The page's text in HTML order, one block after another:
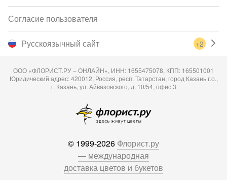
Русскоязычный сайт +2
Согласие пользователя
ООО «ФЛОРИСТ.РУ – ОНЛАЙН», ИНН: 1655475078, КПП: 165501001
Юридический адрес: 420012, Россия, респ. Татарстан, город Казань г.о.,
г. Казань, ул. Айвазовского, д. 10/54, офис 3
© 1999-2026 Флорист.ру
— международная
доставка цветов и букетов